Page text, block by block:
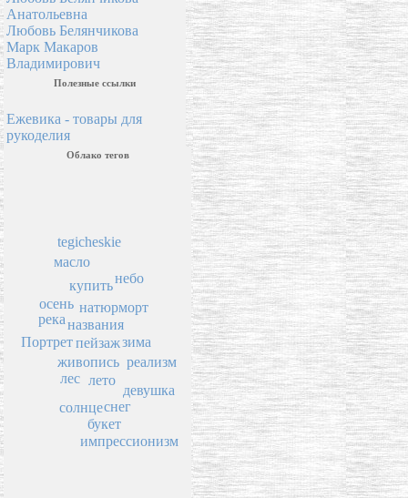
Анатольевна
Любовь Белянчикова
Марк Макаров
Владимирович
Полезные ссылки
Ежевика - товары для
рукоделия
Облако тегов
пейзаж
названия
живопись
лето
натюрморт
купить
солнце
лес
зима
осень
букет
масло
река
снег
tegicheskie
реализм
небо
импрессионизм
Портрет
девушка